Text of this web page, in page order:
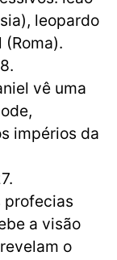
leopardo
vê uma
impérios da
profecias
a visão
o